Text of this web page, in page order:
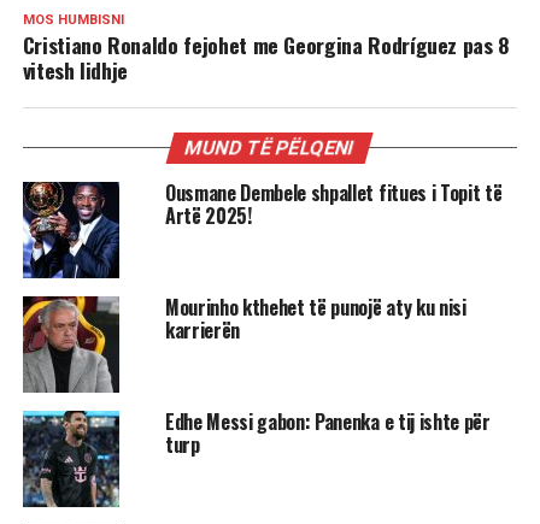
MOS HUMBISNI
Cristiano Ronaldo fejohet me Georgina Rodríguez pas 8
vitesh lidhje
MUND TË PËLQENI
Ousmane Dembele shpallet fitues i Topit të
Artë 2025!
Mourinho kthehet të punojë aty ku nisi
karrierën
Edhe Messi gabon: Panenka e tij ishte për
turp